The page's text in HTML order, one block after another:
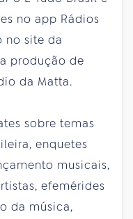
no app Rádios
no site da
produção de
da Matta.
sobre temas
enquetes
musicais,
efemérides
da música,